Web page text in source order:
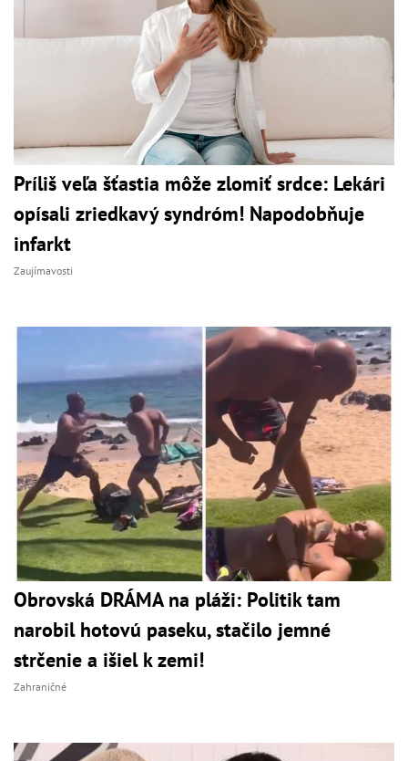
Príliš veľa šťastia môže zlomiť srdce: Lekári
opísali zriedkavý syndróm! Napodobňuje
infarkt
Zaujímavosti
Obrovská DRÁMA na pláži: Politik tam
narobil hotovú paseku, stačilo jemné
strčenie a išiel k zemi!
Zahraničné